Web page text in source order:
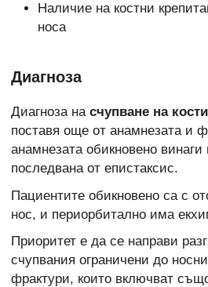
Наличие на костни
носа
Диагноза
Диагноза на счупване на
поставя още от анамнезата и
анамнезата обикновено
последвана от епистаксис.
Пациентите обикновено са с
нос, и периорбитално има
Приоритет е да се направи
счупвания ограничени до
фрактури, които включват